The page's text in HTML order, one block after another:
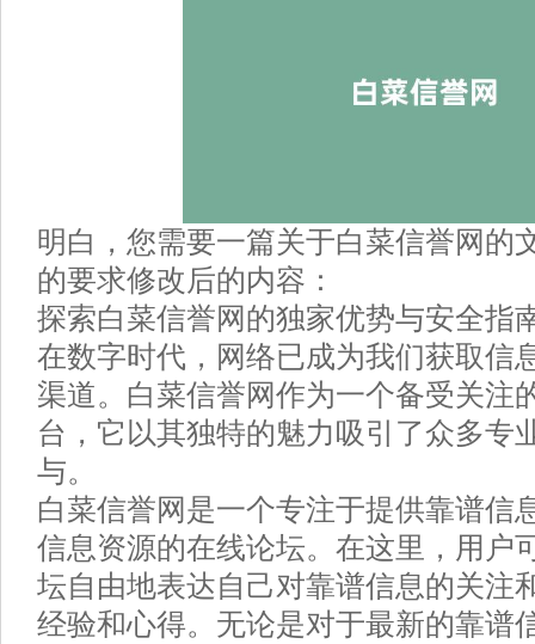
明白，您需要一篇关于白菜信誉网的
的要求修改后的内容：
探索白菜信誉网的独家优势与安全指
在数字时代，网络已成为我们获取信
渠道。白菜信誉网作为一个备受关注
台，它以其独特的魅力吸引了众多专
与。
白菜信誉网是一个专注于提供靠谱信
信息资源的在线论坛。在这里，用户
坛自由地表达自己对靠谱信息的关注
经验和心得。无论是对于最新的靠谱